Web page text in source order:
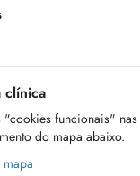
clínica
"cookies funcionais"
do mapa abaixo.